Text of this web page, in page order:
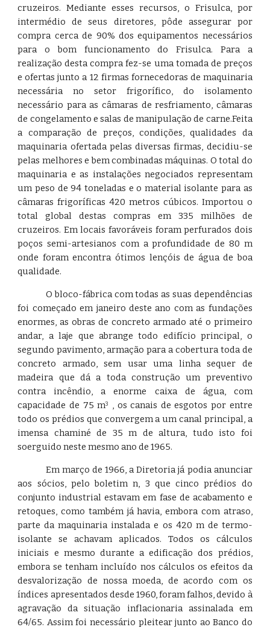
cruzeiros. Mediante esses recursos, o Frisulca, por
intermédio de seus diretores, pôde assegurar por
compra cerca de 90% dos equipamentos necessários
para o bom funcionamento do Frisulca. Para a
realização desta compra fez-se uma tomada de preços
e ofertas junto a 12 firmas fornecedoras de maquinaria
necessária no setor frigorífico, do isolamento
necessário para as câmaras de resfriamento, câmaras
de congelamento e salas de manipulação de carne.Feita
a comparação de preços, condições, qualidades da
maquinaria ofertada pelas diversas firmas, decidiu-se
pelas melhores e bem combinadas máquinas. O total do
maquinaria e as instalações negociados representam
um peso de 94 toneladas e o material isolante para as
câmaras frigoríficas 420 metros cúbicos. Importou o
total global destas compras em 335 milhões de
cruzeiros. Em locais favoráveis foram perfurados dois
poços semi-artesianos com a profundidade de 80 m
onde foram encontra ótimos lençóis de água de boa
qualidade.
O bloco-fábrica com todas as suas dependências
foi começado em janeiro deste ano com as fundações
enormes, as obras de concreto armado até o primeiro
andar, a laje que abrange todo edifício principal, o
segundo pavimento, armação para a cobertura toda de
concreto armado, sem usar uma linha sequer de
madeira que dá a toda construção um preventivo
contra incêndio, a enorme caixa de água, com
capacidade de 75 m3
, os canais de esgotos por entre
todo os prédios que convergem a um canal principal, a
imensa chaminé de 35 m de altura, tudo isto foi
soerguido neste mesmo ano de 1965.
Em março de 1966, a Diretoria já podia anunciar
aos sócios, pelo boletim n, 3 que cinco prédios do
conjunto industrial estavam em fase de acabamento e
retoques, como também já havia, embora com atraso,
parte da maquinaria instalada e os 420 m de termo-
isolante se achavam aplicados. Todos os cálculos
iniciais e mesmo durante a edificação dos prédios,
embora se tenham incluído nos cálculos os efeitos da
desvalorização de nossa moeda, de acordo com os
índices apresentados desde 1960, foram falhos, devido à
agravação da situação inflacionaria assinalada em
64/65. Assim foi necessário pleitear junto ao Banco do